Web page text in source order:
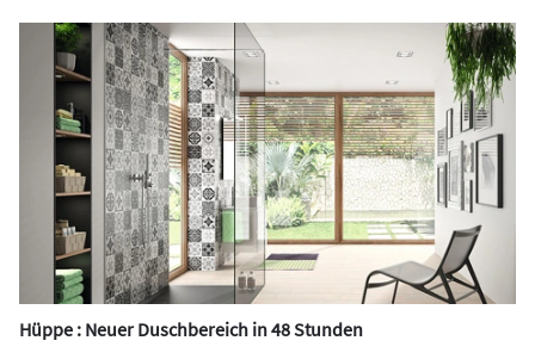
Hüppe : Neuer Duschbereich in 48 Stunden